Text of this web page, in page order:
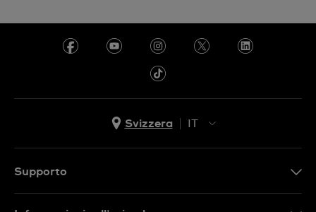
Svizzera
IT
IT
Supporto